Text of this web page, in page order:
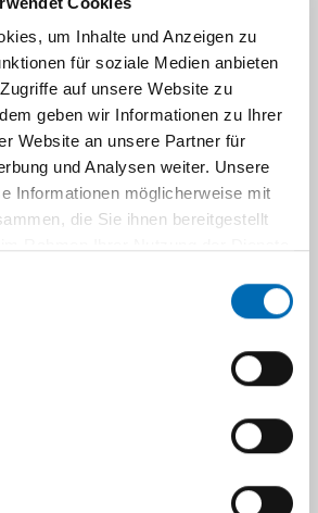
um Inhalte und Anzeigen zu
für soziale Medien anbieten
auf unsere Website zu
geben wir Informationen zu Ihrer
Website an unsere Partner für
und Analysen weiter. Unsere
Informationen möglicherweise mit
die Sie ihnen bereitgestellt
(von den Zähnen